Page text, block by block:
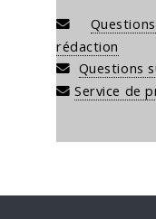
rédaction
Questions
Service de